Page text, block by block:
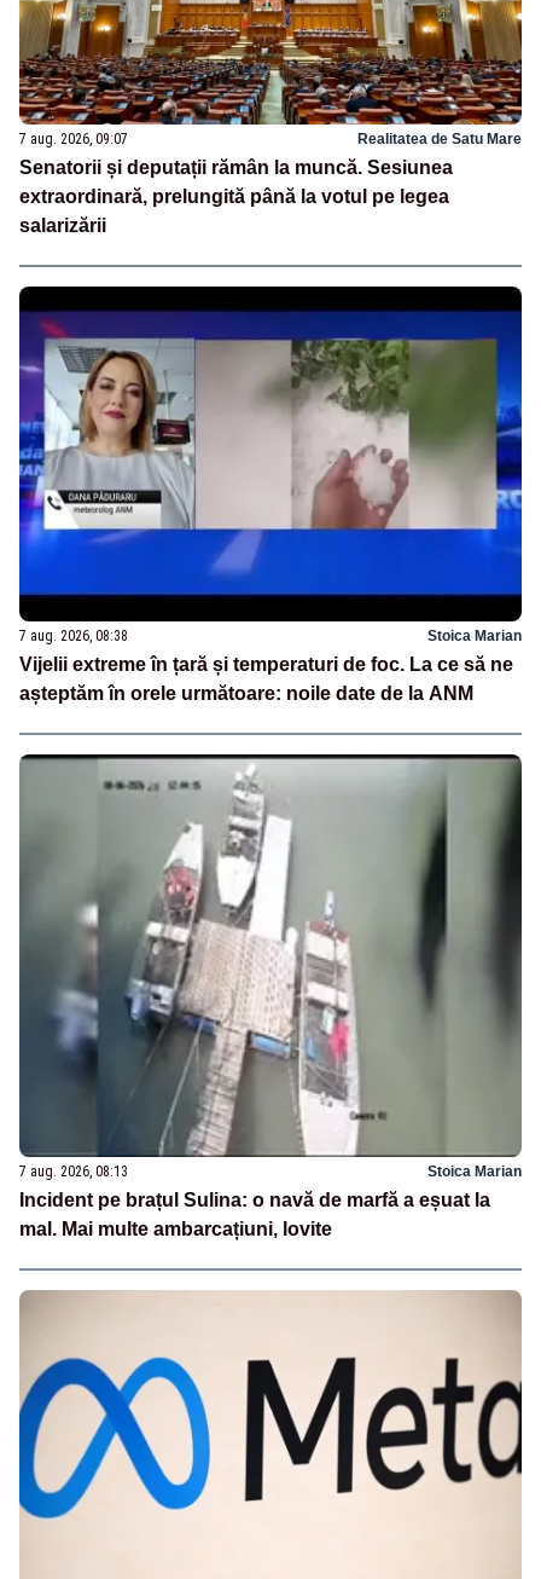
7 aug. 2026, 09:07 Realitatea de Satu Mare
Senatorii și deputații rămân la muncă. Sesiunea
extraordinară, prelungită până la votul pe legea
salarizării
7 aug. 2026, 08:38 Stoica Marian
Vijelii extreme în țară și temperaturi de foc. La ce să ne
așteptăm în orele următoare: noile date de la ANM
7 aug. 2026, 08:13 Stoica Marian
Incident pe brațul Sulina: o navă de marfă a eșuat la
mal. Mai multe ambarcațiuni, lovite